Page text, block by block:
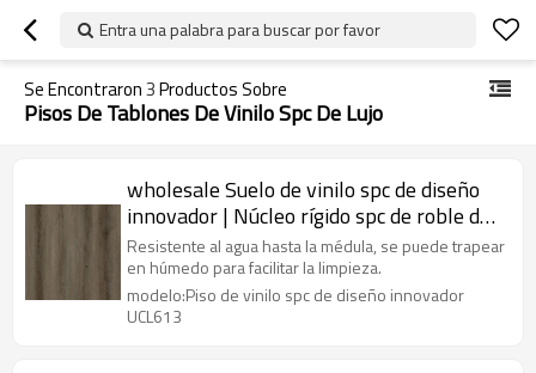
Entra una palabra para buscar por favor
Se Encontraron3Productos Sobre
Pisos De Tablones De Vinilo Spc De Lujo
wholesale Suelo de vinilo spc de diseño
innovador | Núcleo rígido spc de roble de
5 mm | Tablón de vinilo de 7 "x48" para
oficina
Resistente al agua hasta la médula, se puede trapear
en húmedo para facilitar la limpieza.
modelo:Piso de vinilo spc de diseño innovador
UCL613